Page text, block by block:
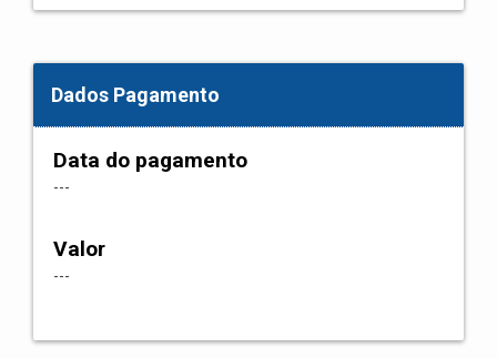
Dados Pagamento
Data do pagamento
---
Valor
---